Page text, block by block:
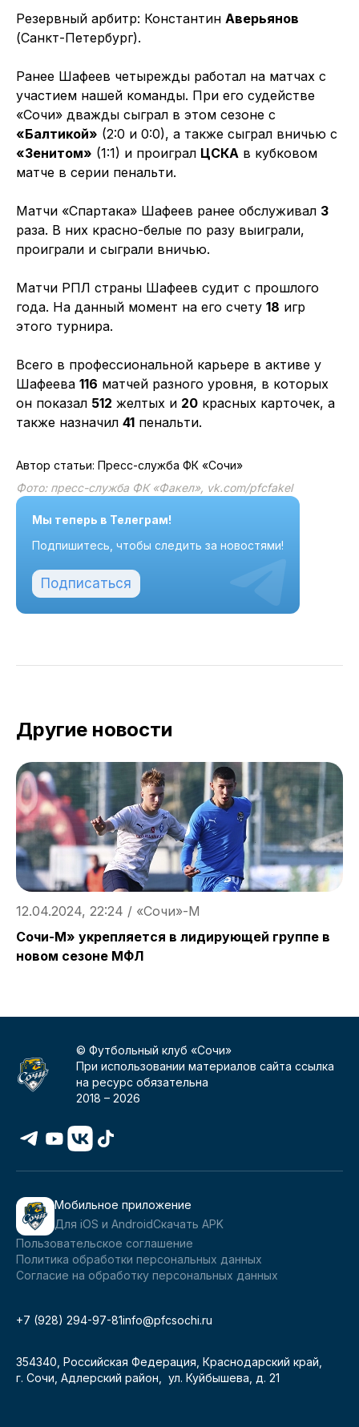
Резервный арбитр: Константин Аверьянов
(Санкт-Петербург).
Ранее Шафеев четырежды работал на матчах с
участием нашей команды. При его судействе
«Сочи» дважды сыграл в этом сезоне с
«Балтикой» (2:0 и 0:0), а также сыграл вничью с
«Зенитом» (1:1) и проиграл ЦСКА в кубковом
матче в серии пенальти.
Матчи «Спартака» Шафеев ранее обслуживал 3
раза. В них красно-белые по разу выиграли,
проиграли и сыграли вничью.
Матчи РПЛ страны Шафеев судит с прошлого
года. На данный момент на его счету 18 игр
этого турнира.
Всего в профессиональной карьере в активе у
Шафеева 116 матчей разного уровня, в которых
он показал 512 желтых и 20 красных карточек, а
также назначил 41 пенальти.
Автор статьи: Пресс-служба ФК «Сочи»
Фото: пресс-служба ФК «Факел», vk.com/pfcfakel
Мы теперь в Телеграм!
Подпишитесь, чтобы следить за новостями!
Подписаться
Другие новости
12.04.2024, 22:24 / «Сочи»-М
Сочи-М» укрепляется в лидирующей группе в
новом сезоне МФЛ
© Футбольный клуб «Сочи»
При использовании материалов сайта ссылка
на ресурс обязательна
2018 –2026
Мобильное приложение
Для iOS и AndroidСкачать APK
Пользовательское соглашение
Политика обработки персональных данных
Согласие на обработку персональных данных
+7 (928) 294-97-81info@pfcsochi.ru
354340, Российская Федерация, Краснодарский край,
г. Сочи, Адлерский район, ул. Куйбышева, д. 21